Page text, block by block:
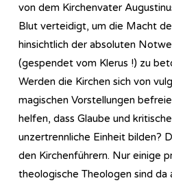
von dem Kirchenvater
Blut verteidigt, um die Macht
hinsichtlich der absoluten
(gespendet vom Klerus !) zu
Werden die Kirchen sich von
magischen Vorstellungen
helfen, dass Glaube und
unzertrennliche Einheit bilden?
den Kirchenführern. Nur einige
theologische Theologen sind